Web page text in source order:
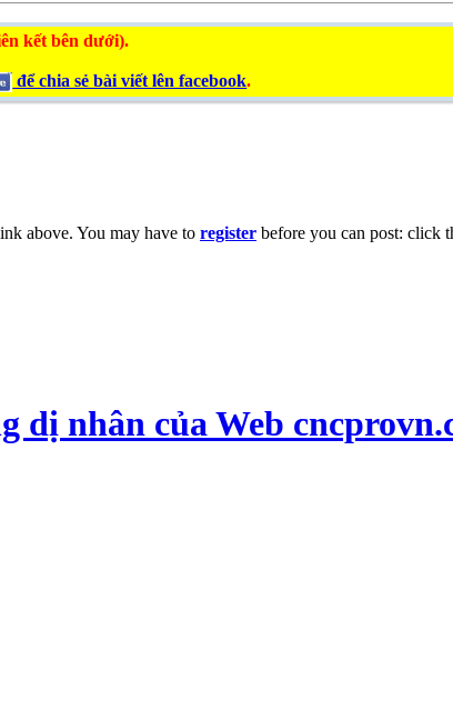
kết bên dưới).
để chia sẻ bài viết lên facebook.
above. You may have to register before you can post: click
dị nhân của Web